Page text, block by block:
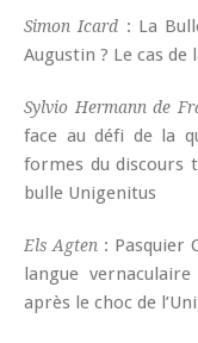
Simon Icard : La
Augustin ? Le cas
Sylvio Hermann de
face au défi de la
formes du discours
bulle Unigenitus
Els Agten : Pasquier
langue
après le choc de